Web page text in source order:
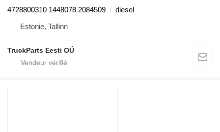
4728800310 1448078 2084509
diesel
Estonie, Tallinn
TruckParts Eesti OÜ